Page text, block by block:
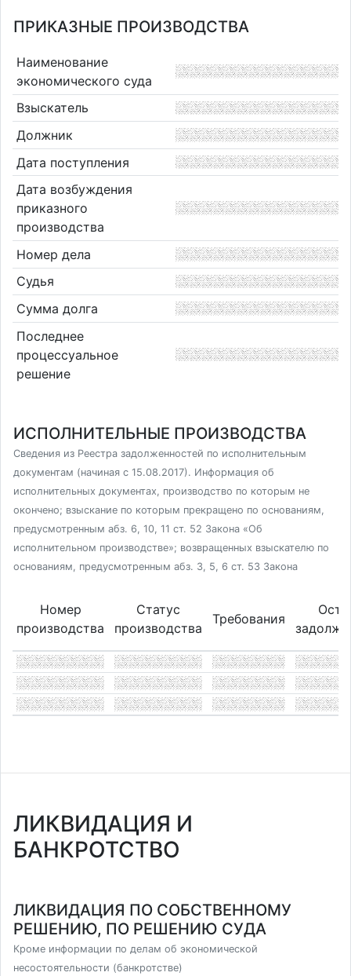
ПРИКАЗНЫЕ ПРОИЗВОДСТВА
Наименование
экономического суда
Взыскатель
Должник
Дата поступления
Дата возбуждения
приказного
производства
Номер дела
Судья
Сумма долга
Последнее
процессуальное
решение
ИСПОЛНИТЕЛЬНЫЕ ПРОИЗВОДСТВА
Сведения из Реестра задолженностей по исполнительным
документам (начиная с 15.08.2017). Информация об
исполнительных документах, производство по которым не
окончено; взыскание по которым прекращено по основаниям,
предусмотренным абз. 6, 10, 11 ст. 52 Закона «Об
исполнительном производстве»; возвращенных взыскателю по
основаниям, предусмотренным абз. 3, 5, 6 ст. 53 Закона
Номер
производства
Статус
производства
Требования
ЛИКВИДАЦИЯ И
БАНКРОТСТВО
ЛИКВИДАЦИЯ ПО СОБСТВЕННОМУ
РЕШЕНИЮ, ПО РЕШЕНИЮ СУДА
Кроме информации по делам об экономической
несостоятельности (банкротстве)